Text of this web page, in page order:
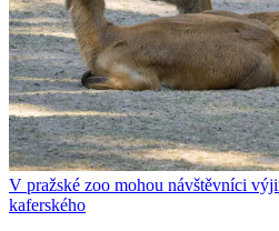
V pražské zoo mohou návštěvníci
kaferského